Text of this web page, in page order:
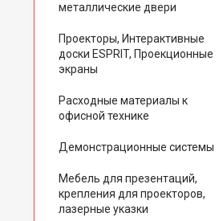
металлические двери
Проекторы, Интерактивные
доски ESPRIT, Проекционные
экраны
Расходные материалы к
офисной технике
Демонстрационные системы
Мебель для презентаций,
крепления для проекторов,
лазерные указки